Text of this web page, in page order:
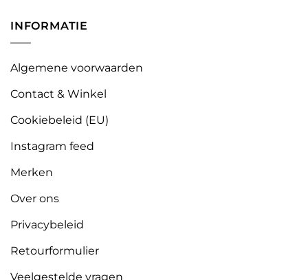
INFORMATIE
Algemene voorwaarden
Contact & Winkel
Cookiebeleid (EU)
Instagram feed
Merken
Over ons
Privacybeleid
Retourformulier
Veelgestelde vragen